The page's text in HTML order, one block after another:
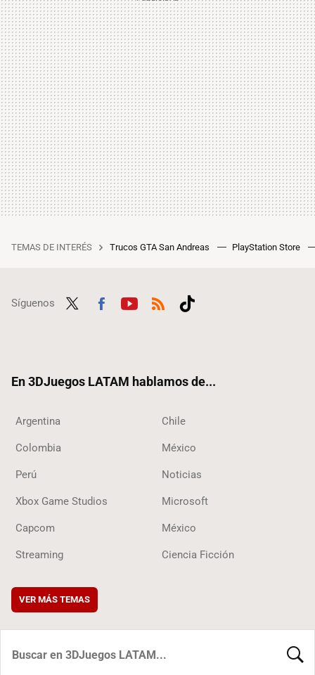
TEMAS DE INTERÉS Trucos GTA San Andreas PlayStation Store
Síguenos
En 3DJuegos LATAM hablamos de...
Argentina Chile
Colombia México
Perú Noticias
Xbox Game Studios Microsoft
Capcom México
Streaming Ciencia Ficción
VER MÁS TEMAS